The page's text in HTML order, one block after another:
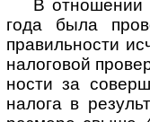
В отношении
года была
правиль­ности
нало­говой
ности за
налога в